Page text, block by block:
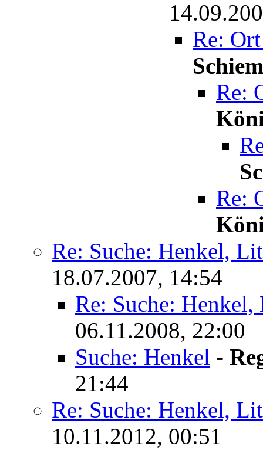
Re:
Re:
Re:
Re: Suche: Henkel,
18.07.2007, 14:54
Re: Suche:
06.11.2008, 22:00
Suche: Henkel -
21:44
Re: Suche: Henkel,
10.11.2012, 00:51